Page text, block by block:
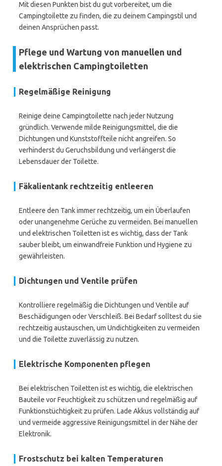
Mit diesen Punkten bist du gut vorbereitet, um die
Campingtoilette zu finden, die zu deinem Campingstil und
deinen Ansprüchen passt.
Pflege und Wartung von manuellen und
elektrischen Campingtoiletten
Regelmäßige Reinigung
Reinige deine Campingtoilette nach jeder Nutzung
gründlich. Verwende milde Reinigungsmittel, die die
Dichtungen und Kunststoffteile nicht angreifen. So
verhinderst du Geruchsbildung und verlängerst die
Lebensdauer der Toilette.
Fäkalientank rechtzeitig entleeren
Entleere den Tank immer rechtzeitig, um ein Überlaufen
oder unangenehme Gerüche zu vermeiden. Bei manuellen
und elektrischen Toiletten ist es wichtig, dass der Tank
sauber bleibt, um einwandfreie Funktion und Hygiene zu
gewährleisten.
Dichtungen und Ventile prüfen
Kontrolliere regelmäßig die Dichtungen und Ventile auf
Beschädigungen oder Verschleiß. Bei Bedarf solltest du sie
rechtzeitig austauschen, um Undichtigkeiten zu vermeiden
und die Toilette zuverlässig zu nutzen.
Elektrische Komponenten pflegen
Bei elektrischen Toiletten ist es wichtig, die elektrischen
Bauteile vor Feuchtigkeit zu schützen und regelmäßig auf
Funktionstüchtigkeit zu prüfen. Lade Akkus vollständig auf
und vermeide aggressive Reinigungsmittel in der Nähe der
Elektronik.
Frostschutz bei kalten Temperaturen